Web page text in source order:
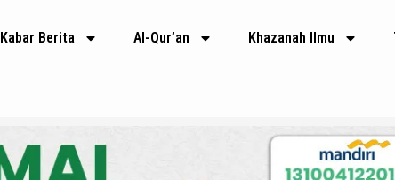
Kabar Berita Al-Qur’an Khazanah Ilmu